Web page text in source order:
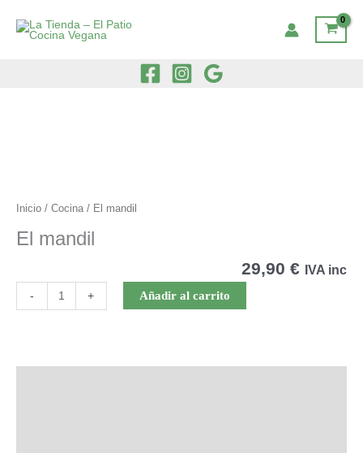
Inicio / Cocina / El mandil
El mandil
29,90 € IVA inc
-
mandil
+ Añadir al carrito